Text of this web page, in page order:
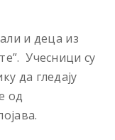
и деца из
Учесници су
да гледају
од